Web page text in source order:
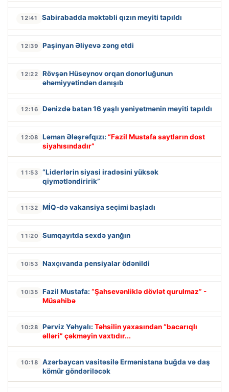
12:41 Sabirabadda məktəbli qızın meyiti tapıldı
12:39 Paşinyan Əliyevə zəng etdi
12:22
Rövşən Hüseynov orqan donorluğunun
əhəmiyyətindən danışıb
12:16 Dənizdə batan 16 yaşlı yeniyetmənin meyiti tapıldı
12:08 Ləman Ələşrəfqızı: “Fazil Mustafa saytların dost
siyahısındadır”
11:53
“Liderlərin siyasi iradəsini yüksək
qiymətləndiririk”
11:32 MİQ-də vakansiya seçimi başladı
11:20 Sumqayıtda sexdə yanğın
10:53 Naxçıvanda pensiyalar ödənildi
10:35 Fazil Mustafa: “Şahsevənliklə dövlət qurulmaz” -
Müsahibə
10:28 Pərviz Yəhyalı: Təhsilin yaxasından “bacarıqlı
əlləri” çəkməyin vaxtıdır...
10:18
Azərbaycan vasitəsilə Ermənistana buğda və daş
kömür göndəriləcək